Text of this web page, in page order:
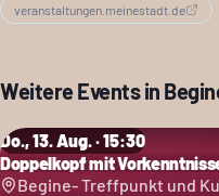
veranstaltungen.meinestadt.de
Weitere Events in
Do., 13. Aug. · 15:30
Doppelkopf mit
Begine- Treffpunkt und